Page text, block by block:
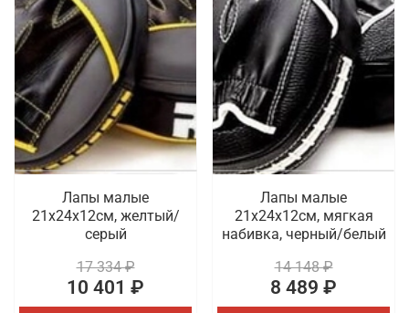
Лапы малые
21х24х12см, желтый/
серый
17 334 ₽
10 401 ₽
Лапы малые
21х24х12см, мягкая
набивка, черный/белый
14 148 ₽
8 489 ₽